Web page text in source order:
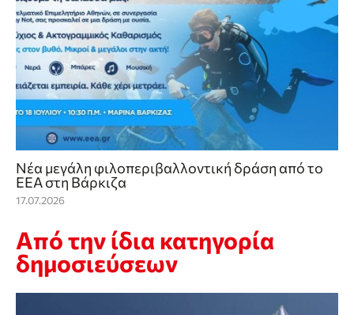
Νέα μεγάλη φιλοπεριβαλλοντική δράση από το
ΕΕΑ στη Βάρκιζα
17.07.2026
Από την ίδια κατηγορία
δημοσιεύσεων